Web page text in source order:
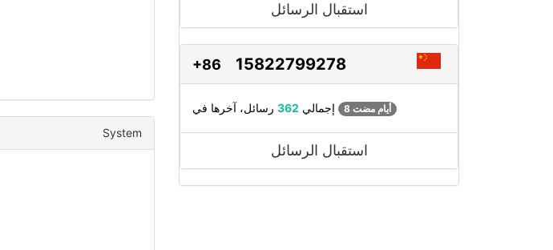
System
استقبال الرسائل
+86 15822799278
إجمالي 362 8 أيام مضت
استقبال الرسائل